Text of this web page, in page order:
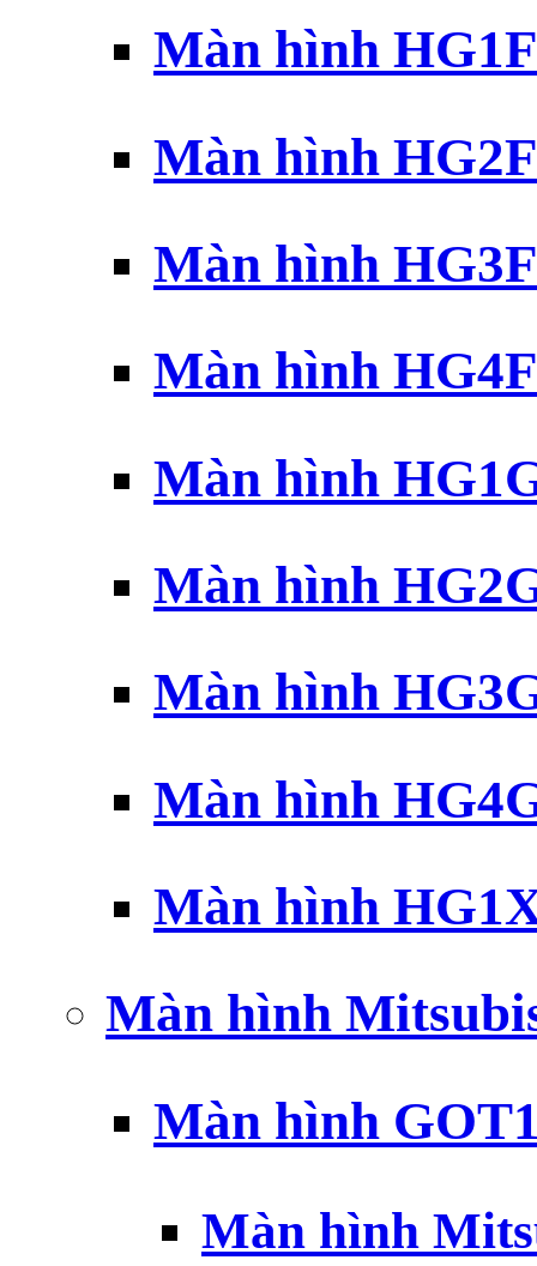
Màn hình
Màn hình
Màn hình
Màn hình
Màn hình
Màn hình
Màn hình
Màn hình
Màn hình
Màn hình
Màn hình
Màn hình